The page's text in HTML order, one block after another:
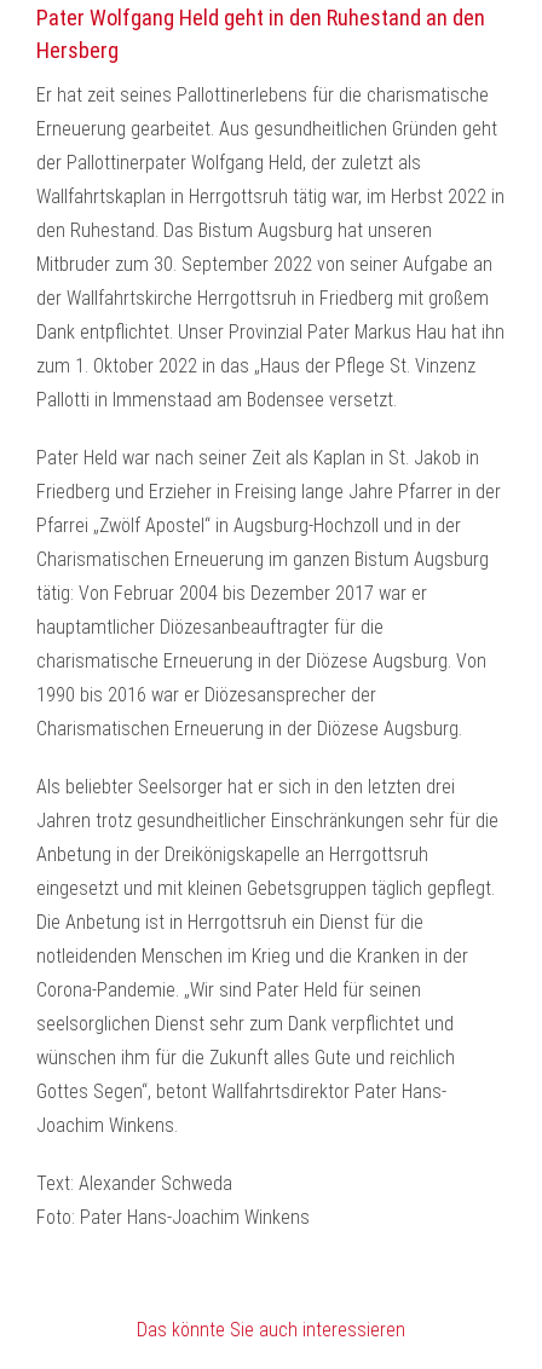
Pater Wolfgang Held geht in den Ruhestand an den
Hersberg
Er hat zeit seines Pallottinerlebens für die charismatische
Erneuerung gearbeitet. Aus gesundheitlichen Gründen geht
der Pallottinerpater Wolfgang Held, der zuletzt als
Wallfahrtskaplan in Herrgottsruh tätig war, im Herbst 2022 in
den Ruhestand. Das Bistum Augsburg hat unseren
Mitbruder zum 30. September 2022 von seiner Aufgabe an
der Wallfahrtskirche Herrgottsruh in Friedberg mit großem
Dank entpflichtet. Unser Provinzial Pater Markus Hau hat ihn
zum 1. Oktober 2022 in das „Haus der Pflege St. Vinzenz
Pallotti in Immenstaad am Bodensee versetzt.
Pater Held war nach seiner Zeit als Kaplan in St. Jakob in
Friedberg und Erzieher in Freising lange Jahre Pfarrer in der
Pfarrei „Zwölf Apostel“ in Augsburg-Hochzoll und in der
Charismatischen Erneuerung im ganzen Bistum Augsburg
tätig: Von Februar 2004 bis Dezember 2017 war er
hauptamtlicher Diözesanbeauftragter für die
charismatische Erneuerung in der Diözese Augsburg. Von
1990 bis 2016 war er Diözesansprecher der
Charismatischen Erneuerung in der Diözese Augsburg.
Als beliebter Seelsorger hat er sich in den letzten drei
Jahren trotz gesundheitlicher Einschränkungen sehr für die
Anbetung in der Dreikönigskapelle an Herrgottsruh
eingesetzt und mit kleinen Gebetsgruppen täglich gepflegt.
Die Anbetung ist in Herrgottsruh ein Dienst für die
notleidenden Menschen im Krieg und die Kranken in der
Corona-Pandemie. „Wir sind Pater Held für seinen
seelsorglichen Dienst sehr zum Dank verpflichtet und
wünschen ihm für die Zukunft alles Gute und reichlich
Gottes Segen“, betont Wallfahrtsdirektor Pater Hans-
Joachim Winkens.
Text: Alexander Schweda
Foto: Pater Hans-Joachim Winkens
Das könnte Sie auch interessieren